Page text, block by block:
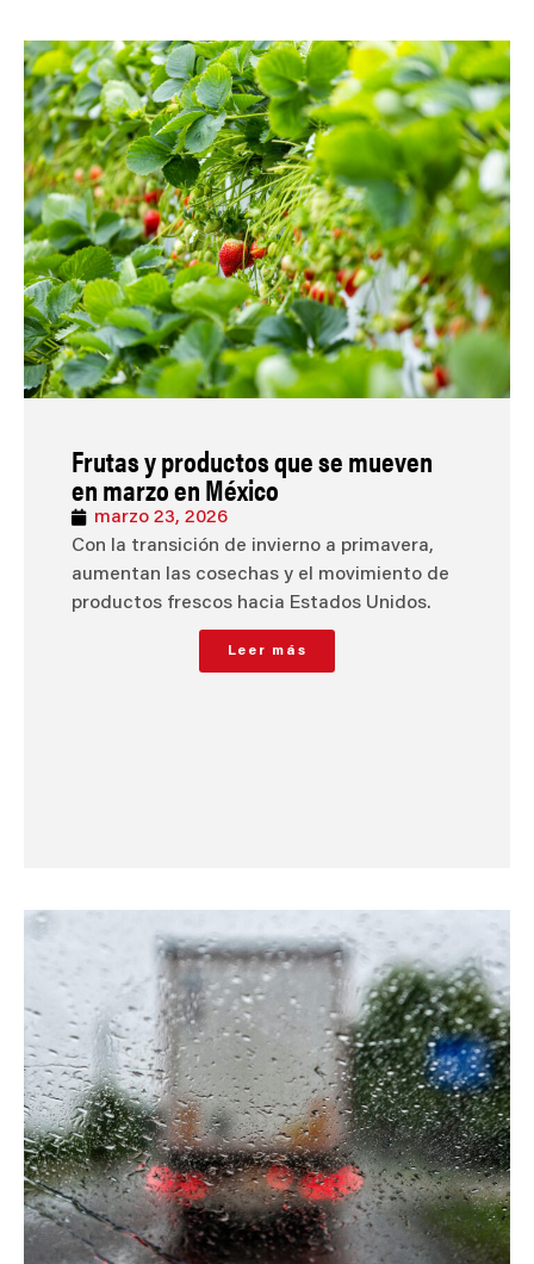
Frutas y productos que se mueven
en marzo en México
marzo 23, 2026
Con la transición de invierno a primavera,
aumentan las cosechas y el movimiento de
productos frescos hacia Estados Unidos.
Leer más